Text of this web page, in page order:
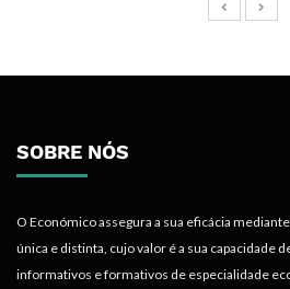
SOBRE NÓS
O Económico assegura a sua eficácia
única e distinta, cujo valor é a sua capacidade
informativos e formativos de especialidade